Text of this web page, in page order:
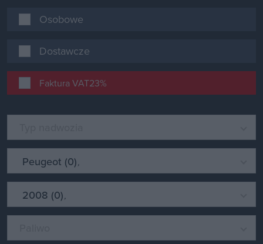
Osobowe
Dostawcze
Faktura VAT23%
Peugeot (0)
2008 (0)